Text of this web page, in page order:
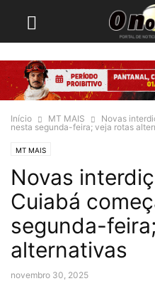
Início MT MAIS
Novas
nesta segunda-feira; veja rotas
MT MAIS
Novas
Cuiabá
segunda-
alternativas
novembro 30, 2025